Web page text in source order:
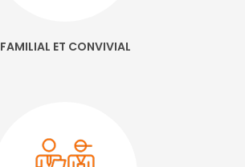
FAMILIAL ET CONVIVIAL